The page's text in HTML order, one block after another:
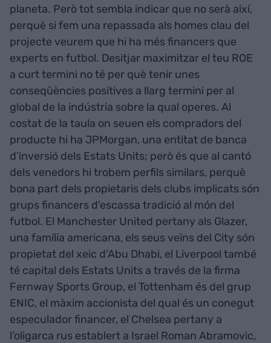
planeta. Però tot sembla indicar que no serà així,
perquè si fem una repassada als homes clau del
projecte veurem que hi ha més financers que
experts en futbol. Desitjar maximitzar el teu ROE
a curt termini no té per què tenir unes
conseqüències positives a llarg termini per al
global de la indústria sobre la qual operes. Al
costat de la taula on seuen els compradors del
producte hi ha JPMorgan, una entitat de banca
d’inversió dels Estats Units; però és que al cantó
dels venedors hi trobem perfils similars, perquè
bona part dels propietaris dels clubs implicats són
grups financers d’escassa tradició al món del
futbol. El Manchester United pertany als Glazer,
una família americana, els seus veïns del City són
propietat del xeic d’Abu Dhabi, el Liverpool també
té capital dels Estats Units a través de la firma
Fernway Sports Group, el Tottenham és del grup
ENIC, el màxim accionista del qual és un conegut
especulador financer, el Chelsea pertany a
l’oligarca rus establert a Israel Roman Abramovic,